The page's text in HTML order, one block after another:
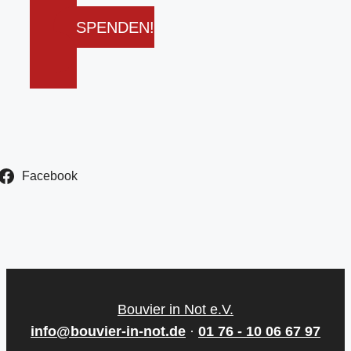
SPENDEN!
Facebook
Bouvier in Not e.V.
info@bouvier-in-not.de · 01 76 - 10 06 67 97